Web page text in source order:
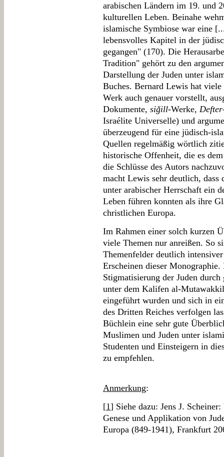
arabischen Ländern im 19. und
kulturellen Leben. Beinahe
islamische Symbiose war eine
lebensvolles Kapitel in der
gegangen" (170). Die
Tradition" gehört zu den
Darstellung der Juden unter
Buches. Bernard Lewis hat
Werk auch genauer vorstellt,
Dokumente, siǧill-Werke,
Israélite Universelle) und
überzeugend für eine jüdisch-
Quellen regelmäßig wörtlich
historische Offenheit, die es
die Schlüsse des Autors
macht Lewis sehr deutlich, dass
unter arabischer Herrschaft ein
Leben führen konnten als ihre
christlichen Europa.
Im Rahmen einer solch kurzen
viele Themen nur anreißen. So
Themenfelder deutlich
Erscheinen dieser
Stigmatisierung der Juden
unter dem Kalifen al-
eingeführt wurden und sich in
des Dritten Reiches verfolgen
Büchlein eine sehr gute
Muslimen und Juden unter
Studenten und Einsteigern in
zu empfehlen.
Anmerkung:
[1] Siehe dazu: Jens J.
Genese und Applikation von
Europa (849-1941), Frankfurt